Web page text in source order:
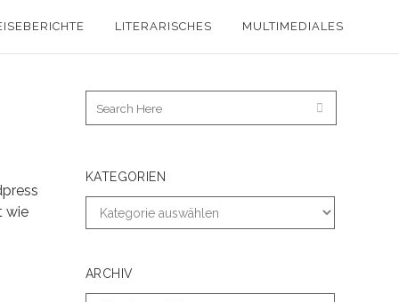
LITERARISCHES MULTIMEDIALES
wie
KATEGORIEN
ARCHIV